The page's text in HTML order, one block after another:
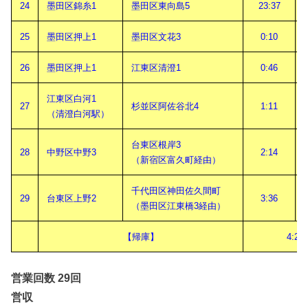
24 墨田区錦糸1 墨田区東向島5 23:37
25 墨田区押上1 墨田区文花3 0:10
26 墨田区押上1 江東区清澄1 0:46
27
江東区白河1
（清澄白河駅）
杉並区阿佐谷北4 1:11
28 中野区中野3
台東区根岸3
（新宿区富久町経由）
2:14
29 台東区上野2
千代田区神田佐久間町
（墨田区江東橋3経由）
3:36
【帰庫】 4:25
営業回数 29回
営収